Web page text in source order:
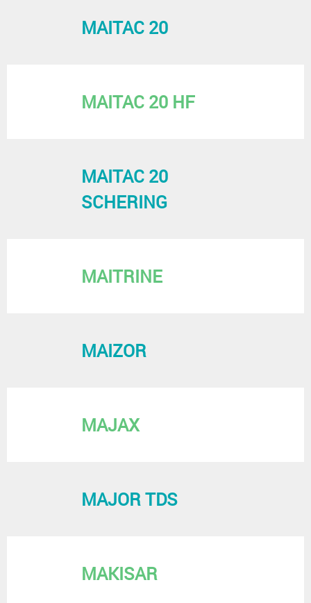
MAITAC 20
MAITAC 20 HF
MAITAC 20
SCHERING
MAITRINE
MAIZOR
MAJAX
MAJOR TDS
MAKISAR